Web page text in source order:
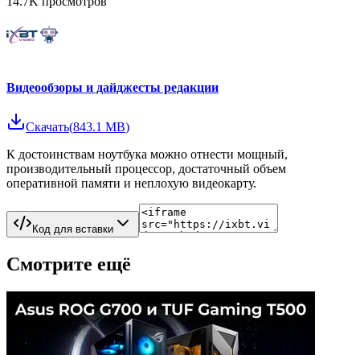
Видеообзоры и дайджесты редакции
Скачать(843.1 MB)
К достоинствам ноутбука можно отнести мощный,
производительный процессор, достаточный объем
оперативной памяти и неплохую видеокарту.
Код для вставки
Смотрите ещё